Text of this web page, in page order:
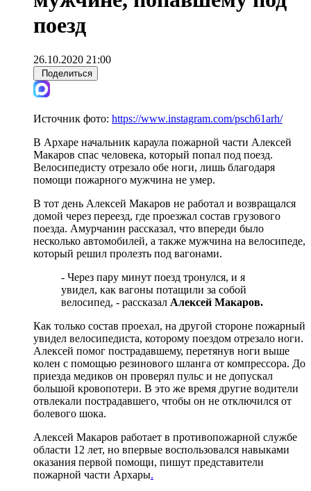
поезд
26.10.2020 21:00
Поделиться
Источник фото: https://www.instagram.com/psch61arh/
В Архаре начальник караула пожарной части Алексей
Макаров спас человека, который попал под поезд.
Велосипедисту отрезало обе ноги, лишь благодаря
помощи пожарного мужчина не умер.
В тот день Алексей Макаров не работал и возвращался
домой через переезд, где проезжал состав грузового
поезда. Амурчанин рассказал, что впереди было
несколько автомобилей, а также мужчина на велосипеде,
который решил пролезть под вагонами.
- Через пару минут поезд тронулся, и я
увидел, как вагоны потащили за собой
велосипед, - рассказал Алексей Макаров.
Как только состав проехал, на другой стороне пожарный
увидел велосипедиста, которому поездом отрезало ноги.
Алексей помог пострадавшему, перетянув ноги выше
колен с помощью резинового шланга от компрессора. До
приезда медиков он проверял пульс и не допускал
большой кровопотери. В это же время другие водители
отвлекали пострадавшего, чтобы он не отключился от
болевого шока.
Алексей Макаров работает в противопожарной службе
области 12 лет, но впервые воспользовался навыками
оказания первой помощи, пишут представители
пожарной части Архары.